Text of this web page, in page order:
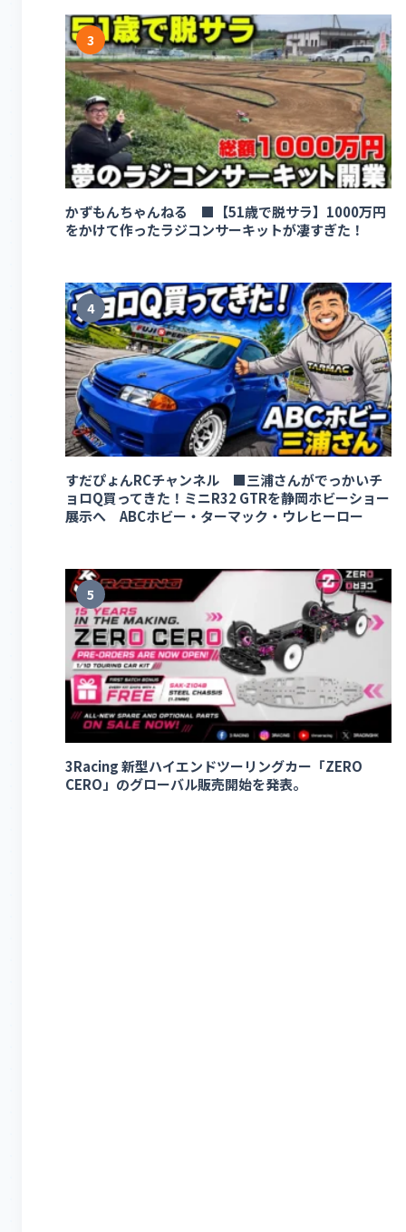
3
かずもんちゃんねる ■【51歳で脱サラ】1000万円
をかけて作ったラジコンサーキットが凄すぎた！
4
すだぴょんRCチャンネル ■三浦さんがでっかいチ
ョロQ買ってきた！ミニR32 GTRを静岡ホビーショー
展示へ ABCホビー・ターマック・ウレヒーロー
5
3Racing 新型ハイエンドツーリングカー「ZERO
CERO」のグローバル販売開始を発表。